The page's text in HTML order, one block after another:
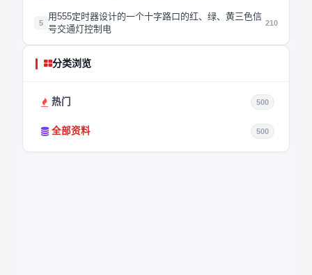
5
用555定时器设计的一个十字路口的红、绿、黄三色信
号交通灯控制电
210
分类浏览
热门 500
全部资料 500